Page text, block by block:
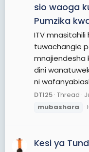
sio waoga
Pumzika
ITV
tuwachangie
mnajiendesha
dini
ni
DT125 Thread
mubashara
Kesi ya